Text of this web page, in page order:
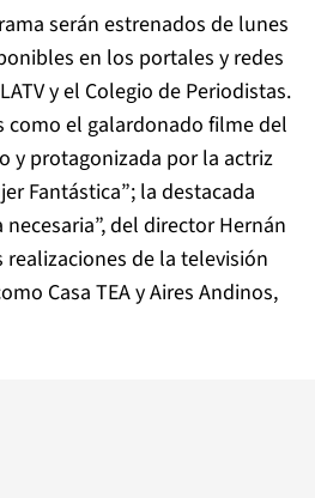
serán estrenados de lunes
en los portales y redes
y el Colegio de Periodistas.
como el galardonado filme del
y protagonizada por la actriz
Fantástica”; la destacada
del director Hernán
realizaciones de la televisión
Casa TEA y Aires Andinos,